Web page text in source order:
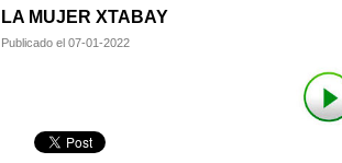
LA MUJER XTABAY
Publicado el 07-01-2022